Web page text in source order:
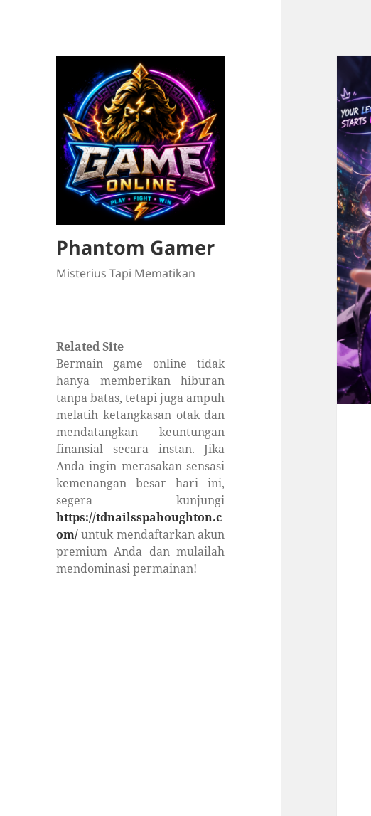
Phantom Gamer
Misterius Tapi Mematikan
Related Site
Bermain game online tidak
hanya memberikan hiburan
tanpa batas, tetapi juga ampuh
melatih ketangkasan otak dan
mendatangkan keuntungan
finansial secara instan. Jika
Anda ingin merasakan sensasi
kemenangan besar hari ini,
segera kunjungi
https://tdnailsspahoughton.c
om/untuk mendaftarkan akun
premium Anda dan mulailah
mendominasi permainan!